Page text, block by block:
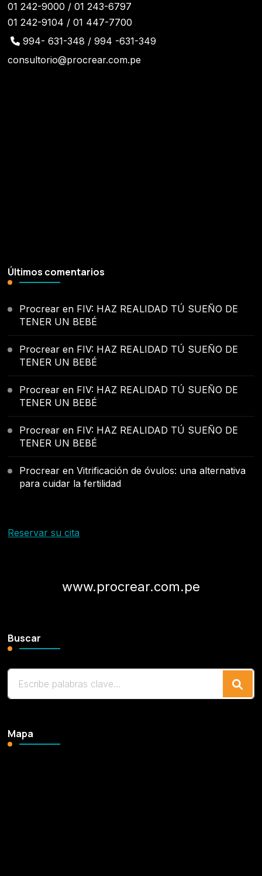
01 242-9000 / 01 243-6797
01 242-9104 / 01 447-7700
994- 631-348 / 994 -631-349
consultorio@procrear.com.pe
Últimos comentarios
Procrear en FIV: HAZ REALIDAD TÚ SUEÑO DE
TENER UN BEBÉ
Procrear en FIV: HAZ REALIDAD TÚ SUEÑO DE
TENER UN BEBÉ
Procrear en FIV: HAZ REALIDAD TÚ SUEÑO DE
TENER UN BEBÉ
Procrear en FIV: HAZ REALIDAD TÚ SUEÑO DE
TENER UN BEBÉ
Procrear enVitrificación de óvulos: una alternativa
para cuidar la fertilidad
Reservar su cita
www.procrear.com.pe
Buscar
Mapa